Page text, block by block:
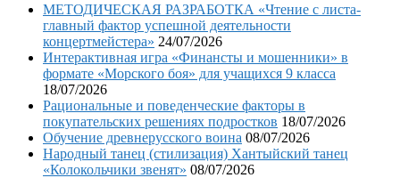
МЕТОДИЧЕСКАЯ РАЗРАБОТКА «Чтение с листа-
главный фактор успешной деятельности
концертмейстера» 24/07/2026
Интерактивная игра «Финансты и мошенники» в
формате «Морского боя» для учащихся 9 класса
18/07/2026
Рациональные и поведенческие факторы в
покупательских решениях подростков 18/07/2026
Обучение древнерусского воина 08/07/2026
Народный танец (стилизация) Хантыйский танец
«Колокольчики звенят» 08/07/2026